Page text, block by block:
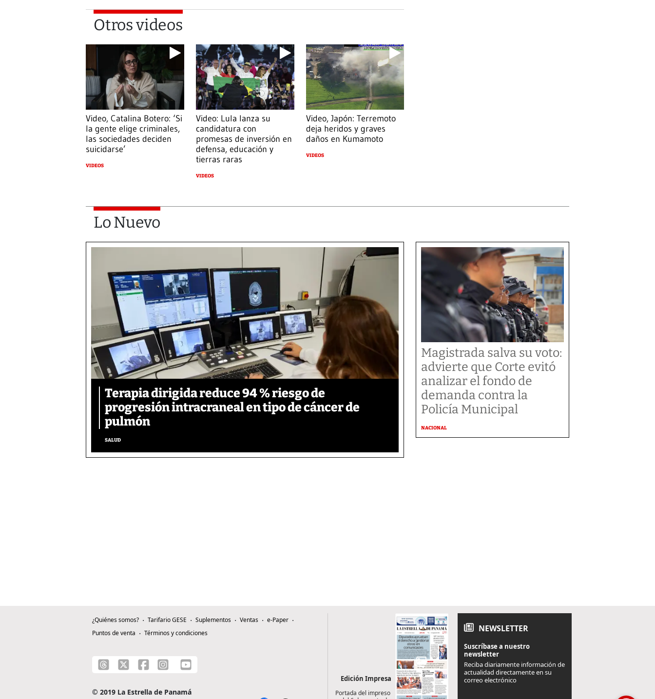
Otros videos
Video, Catalina Botero: ‘Si
la gente elige criminales,
las sociedades deciden
suicidarse’
VIDEOS
Video: Lula lanza su
candidatura con
promesas de inversión en
defensa, educación y
tierras raras
VIDEOS
Video, Japón: Terremoto
deja heridos y graves
daños en Kumamoto
VIDEOS
Lo Nuevo
Terapia dirigida reduce 94 % riesgo de
progresión intracraneal en tipo de cáncer de
pulmón
SALUD
Magistrada salva su voto:
advierte que Corte evitó
analizar el fondo de
demanda contra la
Policía Municipal
NACIONAL
¿Quiénes somos? Tarifario GESE Suplementos Ventas
e-Paper
Puntos de venta
Términos y condiciones
© 2019 La Estrella de Panamá
Edición Impresa
Portada del impreso
NEWSLETTER
Suscríbase a nuestro
newsletter
Reciba diariamente información de
actualidad directamente en su
correo electrónico